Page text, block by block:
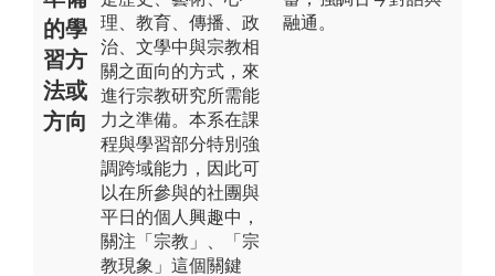
的學
習方
法或
方向
理、教育、傳播、政
治、文學中與宗教相
關之面向的方式，來
進行宗教研究所需能
力之準備。本系在課
程與學習部分特別強
調跨域能力，因此可
以在所參與的社團與
平日的個人興趣中，
關注「宗教」、「宗
教現象」這個關鍵
融通。